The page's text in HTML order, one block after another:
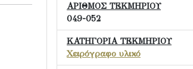
ΑΡΙΘΜΟΣ ΤΕΚΜΗΡΙΟΥ
049-052
ΚΑΤΗΓΟΡΙΑ ΤΕΚΜΗΡΙΟΥ
Χειρόγραφο υλικό